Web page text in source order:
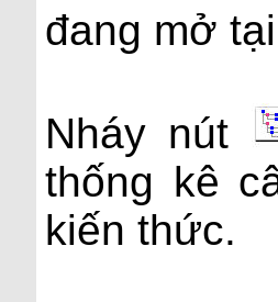
đang mở
Nháy nút
thống kê
kiến thức.